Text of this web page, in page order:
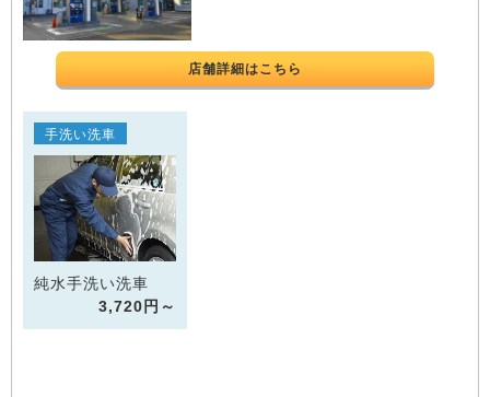
店舗詳細はこちら
手洗い洗車
純水手洗い洗車
3,720円～